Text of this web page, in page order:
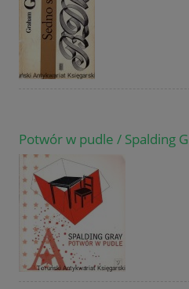
Potwór w pudle / Spalding